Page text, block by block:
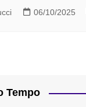
06/10/2025
Tempo